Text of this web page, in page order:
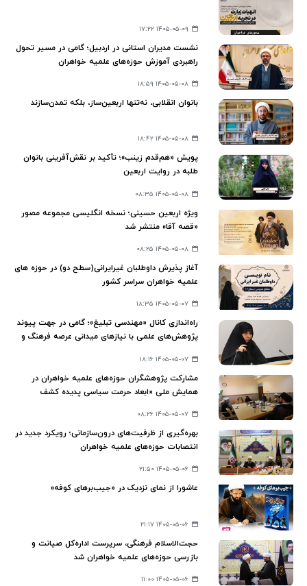
۱۴۰۵-۰۵-۰۹ ۱۷:۲۲
نشست مدیران استانی در اردبیل؛ گامی در مسیر تحول
راهبردی آموزش حوزه‌های علمیه خواهران
۱۴۰۵-۰۵-۰۸ ۱۸:۵۹
بانوان انقلابی، نه‌تنها اربعین‌ساز، بلکه تمدن‌سازند
۱۴۰۵-۰۵-۰۸ ۱۸:۴۲
پویش «هم‌قدم زینب»؛ تأکید بر نقش‌آفرینی بانوان
طلبه در روایت اربعین
۱۴۰۵-۰۵-۰۸ ۰۸:۳۵
ویژه اربعین حسینی؛ نسخه انگلیسی مجموعه مصور
«قصه آقا» منتشر شد
۱۴۰۵-۰۵-۰۸ ۰۸:۲۵
آغاز پذیرش داوطلبان غیرایرانی(سطح دو) در حوزه های
علمیه خواهران سراسر کشور
۱۴۰۵-۰۵-۰۷ ۱۸:۳۵
راه‌اندازی کانال «مهندسی تبلیغ»؛ گامی در جهت پیوند
پژوهش‌های علمی با نیازهای میدانی عرصه فرهنگ و
۱۴۰۵-۰۵-۰۷ ۱۸:۱۶
مشارکت پژوهشگران حوزه‌های علمیه خواهران در
همایش ملی «ابعاد حرمت سیاسی پدیده کشف
۱۴۰۵-۰۵-۰۷ ۰۸:۲۶
بهره‌گیری از ظرفیت‌های درون‌سازمانی؛ رویکرد جدید در
انتصابات حوزه‌های علمیه خواهران
۱۴۰۵-۰۵-۰۶ ۲۱:۵۰
عاشورا از نمای نزدیک در «جیب‌برهای کوفه»
۱۴۰۵-۰۵-۰۶ ۲۱:۱۷
حجت‌الاسلام فرهنگی، سرپرست اداره‌کل صیانت و
بازرسی حوزه‌های علمیه خواهران شد
۱۴۰۵-۰۵-۰۶ ۱۱:۰۰